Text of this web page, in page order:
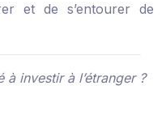
et de s’entourer de
investir à l’étranger ?